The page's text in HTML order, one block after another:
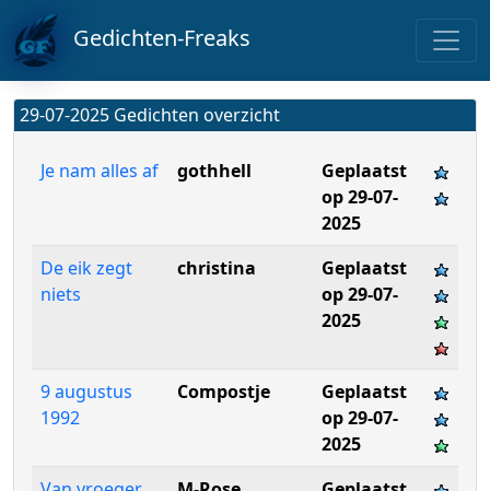
Gedichten-Freaks
29-07-2025 Gedichten overzicht
Je nam alles af gothhell
Geplaatst
op 29-07-
2025
De eik zegt
niets
christina
Geplaatst
op 29-07-
2025
9 augustus
1992
Compostje
Geplaatst
op 29-07-
2025